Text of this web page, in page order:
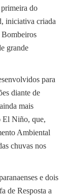
primeira do
iniciativa criada
Bombeiros
grande
para
diante de
mais
El Niño, que,
Ambiental
chuvas nos
e dois
de Resposta a